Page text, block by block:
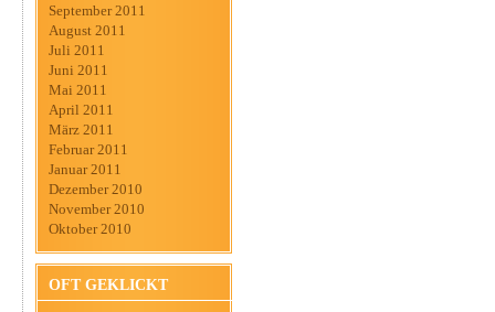
September 2011
August 2011
Juli 2011
Juni 2011
Mai 2011
April 2011
März 2011
Februar 2011
Januar 2011
Dezember 2010
November 2010
Oktober 2010
OFT GEKLICKT